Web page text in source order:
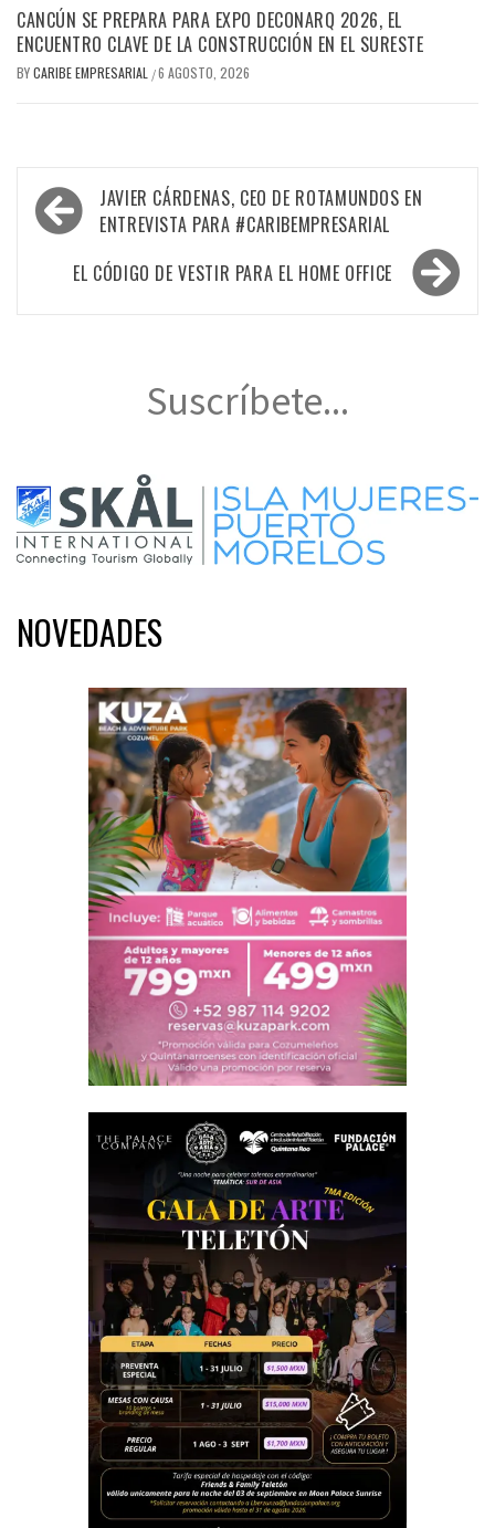
CANCÚN SE PREPARA PARA EXPO DECONARQ 2026, EL
ENCUENTRO CLAVE DE LA CONSTRUCCIÓN EN EL SURESTE
BYCARIBE EMPRESARIAL /6 AGOSTO, 2026
Navegación
de
entradas
JAVIER CÁRDENAS, CEO DE ROTAMUNDOS EN
ENTREVISTA PARA #CARIBEMPRESARIAL
EL CÓDIGO DE VESTIR PARA EL HOME OFFICE
Suscríbete...
NOVEDADES